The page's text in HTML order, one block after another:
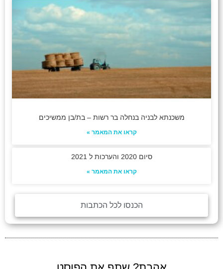
משכנתא לבניה בנחלה בר רשות – בת/בן ממשיכים
קראו את המאמר »
סיום 2020 והערכות ל 2021
קראו את המאמר »
הכנסו לכל הכתבות